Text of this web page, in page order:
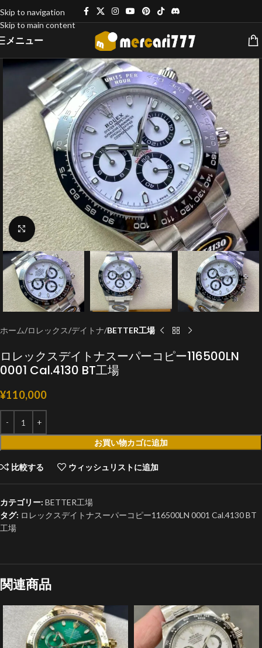
Skip to navigation
Skip to main content
メニュー
クリックで拡大
ホーム ロレックス デイトナ BETTER工場
ロレックスデイトナスーパーコピー116500LN
0001 Cal.4130 BT工場
¥110,000
お買い物カゴに追加
比較する ウィッシュリストに追加
カテゴリー: BETTER工場
タグ: ロレックスデイトナスーパーコピー116500LN 0001 Cal.4130 BT
工場
関連商品